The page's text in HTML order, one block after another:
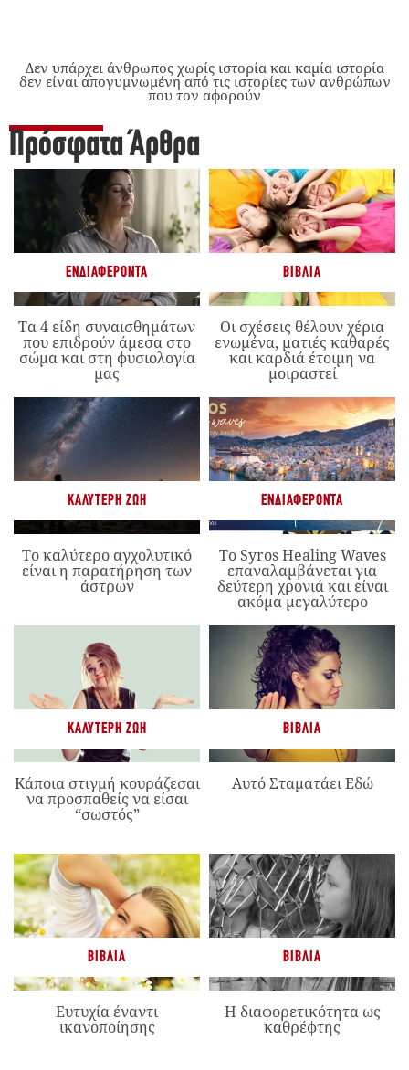
Δεν υπάρχει άνθρωπος χωρίς ιστορία και καμία ιστορία
δεν είναι απογυμνωμένη από τις ιστορίες των ανθρώπων
που τον αφορούν
Πρόσφατα Άρθρα
ΕΝΔΙΑΦΈΡΟΝΤΑ
Τα 4 είδη συναισθημάτων
που επιδρούν άμεσα στο
σώμα και στη φυσιολογία
μας
ΒΙΒΛΊΑ
Οι σχέσεις θέλουν χέρια
ενωμένα, ματιές καθαρές
και καρδιά έτοιμη να
μοιραστεί
ΚΑΛΎΤΕΡΗ ΖΩΉ
Το καλύτερο αγχολυτικό
είναι η παρατήρηση των
άστρων
ΕΝΔΙΑΦΈΡΟΝΤΑ
Το Syros Healing Waves
επαναλαμβάνεται για
δεύτερη χρονιά και είναι
ακόμα μεγαλύτερο
ΚΑΛΎΤΕΡΗ ΖΩΉ
Κάποια στιγμή κουράζεσαι
να προσπαθείς να είσαι
“σωστός”
ΒΙΒΛΊΑ
Αυτό Σταματάει Εδώ
ΒΙΒΛΊΑ
Ευτυχία έναντι
ικανοποίησης
ΒΙΒΛΊΑ
Η διαφορετικότητα ως
καθρέφτης